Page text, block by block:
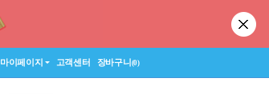
마이페이지 고객센터 장바구니(0)